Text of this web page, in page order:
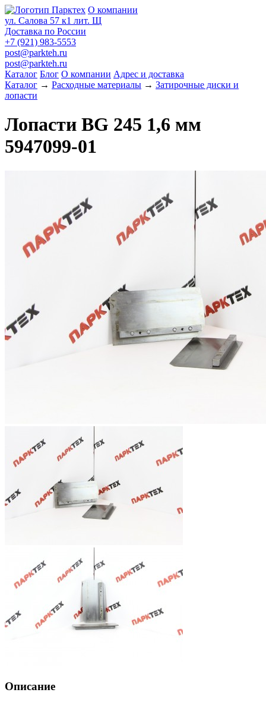
О компании
ул. Салова 57 к1 лит. Щ
Доставка по России
+7 (921) 983-5553
post@parkteh.ru
post@parkteh.ru
Каталог Блог О компании Адрес и доставка
Каталог → Расходные материалы → Затирочные диски и
лопасти
Лопасти BG 245 1,6 мм
5947099-01
Описание